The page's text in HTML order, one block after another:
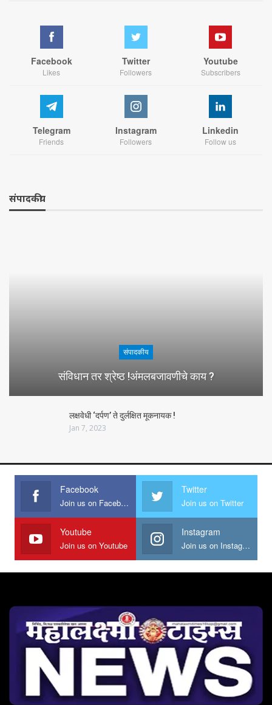
Facebook
Likes
Twitter
Followers
Youtube
Subscribers
Telegram
Friends
Instagram
Followers
Linkedin
Follow us
संपादकीय
संपादकीय
संविधान तर श्रेष्ठ !अंमलबजावणीचे काय ?
लक्षवेधी ‘दर्पण’ ते दुर्लक्षित मूकनायक !
Jan 7, 2023
Facebook
Join us on Facebook
Twitter
Join us on Twitter
Youtube
Join us on Youtube
Instagram
Join us on Instagram